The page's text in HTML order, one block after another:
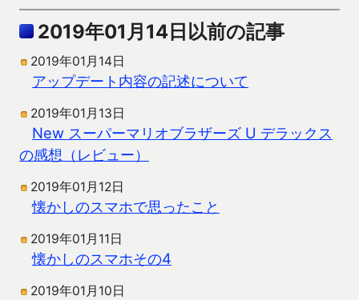
2019年01月14日以前の記事
2019年01月14日
アップデート内容の記述について
2019年01月13日
New スーパーマリオブラザーズ U デラックス
の感想（レビュー）
2019年01月12日
懐かしのスマホで思ったこと
2019年01月11日
懐かしのスマホその4
2019年01月10日